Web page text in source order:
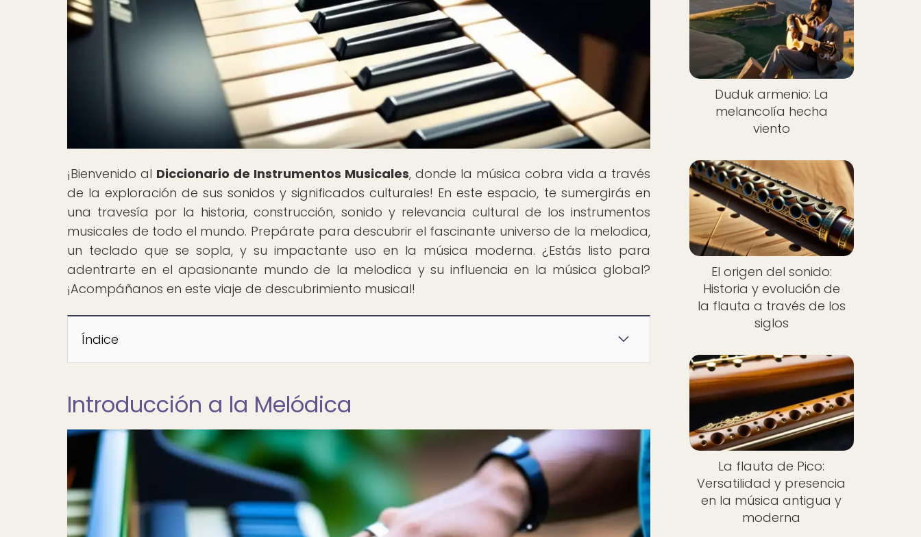
¡Bienvenido al Diccionario de Instrumentos Musicales, donde la música cobra vida a través
de la exploración de sus sonidos y significados culturales! En este espacio, te sumergirás en
una travesía por la historia, construcción, sonido y relevancia cultural de los instrumentos
musicales de todo el mundo. Prepárate para descubrir el fascinante universo de la melodica,
un teclado que se sopla, y su impactante uso en la música moderna. ¿Estás listo para
adentrarte en el apasionante mundo de la melodica y su influencia en la música global?
¡Acompáñanos en este viaje de descubrimiento musical!
Índice
Introducción a la Melódica
Duduk armenio: La
melancolía hecha
viento
El origen del sonido:
Historia y evolución de
la flauta a través de los
siglos
La flauta de Pico:
Versatilidad y presencia
en la música antigua y
moderna